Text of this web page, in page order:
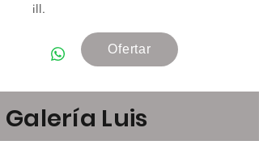
ill.
Ofertar
Galería Luis